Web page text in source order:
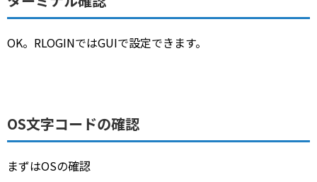
OK。RLOGINではGUIで設定できます。
OS文字コードの確認
まずはOSの確認